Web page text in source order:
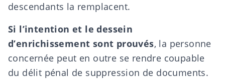
descendants la remplacent.
Si l’intention et le dessein
d’enrichissement sont prouvés, la personne
concernée peut en outre se rendre coupable
du délit pénal de suppression de documents.